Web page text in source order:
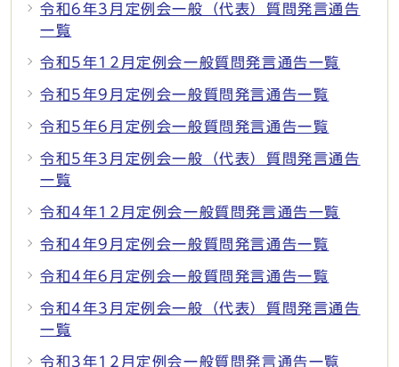
令和6年3月定例会一般（代表）質問発言通告
一覧
令和5年12月定例会一般質問発言通告一覧
令和5年9月定例会一般質問発言通告一覧
令和5年6月定例会一般質問発言通告一覧
令和5年3月定例会一般（代表）質問発言通告
一覧
令和4年12月定例会一般質問発言通告一覧
令和4年9月定例会一般質問発言通告一覧
令和4年6月定例会一般質問発言通告一覧
令和4年3月定例会一般（代表）質問発言通告
一覧
令和3年12月定例会一般質問発言通告一覧